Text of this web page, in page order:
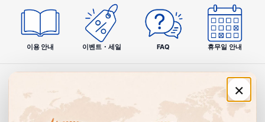
표면의 바삭한 파우더 식감과 약간 단단한 구미 본체가 어우러진 알덴
테한 씹는 맛. 씹을수록 과즙 풍미가 퍼지는 중독성 있는 식감 체험입니
다.
🍇
엄선한 과즙·소재에 대한 집착
이탈리아산 카베르네 소비뇽 과즙, 시칠리아산 레몬 과즙, 국내산 샤인
머스캣 과즙 등 산지에 신경 쓴 과즙을 사용해 진짜 과일에 가까운 리얼
이용 안내 이벤트・세일 FAQ 휴무일 안내
×
주문·이용 안내